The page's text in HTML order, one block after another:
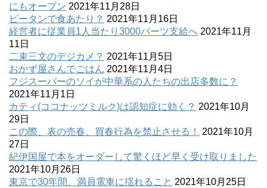
にもオープン 2021年11月28日
ピータンで食あたり？ 2021年11月16日
経営者に従業員1人当たり3000バーツ支給へ 2021年11月
11日
二束三文のデジカメ？ 2021年11月5日
おかず屋さんでごはん 2021年11月4日
フジスーパーのソイが中華系の人たちの出店多数に？
2021年11月1日
カティ(ココナッツミルク)は認知症に効く？ 2021年10月
29日
この際、表の売春、買春行為を禁止させる！
2021年10月
27日
紀伊国屋で本をオーダーして驚くほど早く受け取りました
2021年10月26日
東京で30年間、満員電車に揺れること 2021年10月25日